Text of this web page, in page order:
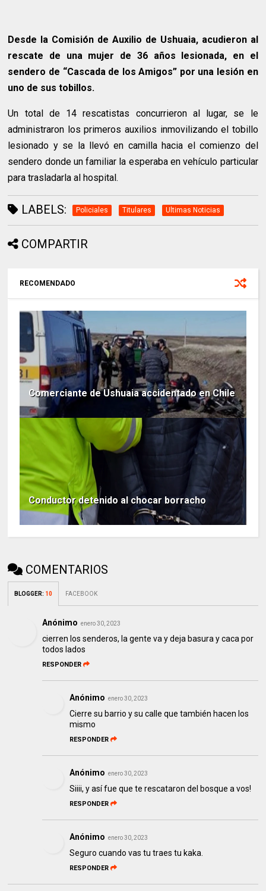
Desde la Comisión de Auxilio de Ushuaia, acudieron al
rescate de una mujer de 36 años lesionada, en el
sendero de “Cascada de los Amigos” por una lesión en
uno de sus tobillos.
Un total de 14 rescatistas concurrieron al lugar, se le
administraron los primeros auxilios inmovilizando el tobillo
lesionado y se la llevó en camilla hacia el comienzo del
sendero donde un familiar la esperaba en vehículo particular
para trasladarla al hospital.
LABELS: Policiales Titulares Ultimas Noticias
COMPARTIR
RECOMENDADO
Comerciante de Ushuaia accidentado en Chile
Conductor detenido al chocar borracho
COMENTARIOS
BLOGGER: 10 FACEBOOK
Anónimo enero 30, 2023
cierren los senderos, la gente va y deja basura y caca por
todos lados
RESPONDER
Anónimo enero 30, 2023
Cierre su barrio y su calle que también hacen los
mismo
RESPONDER
Anónimo enero 30, 2023
Siiii, y así fue que te rescataron del bosque a vos!
RESPONDER
Anónimo enero 30, 2023
Seguro cuando vas tu traes tu kaka.
RESPONDER